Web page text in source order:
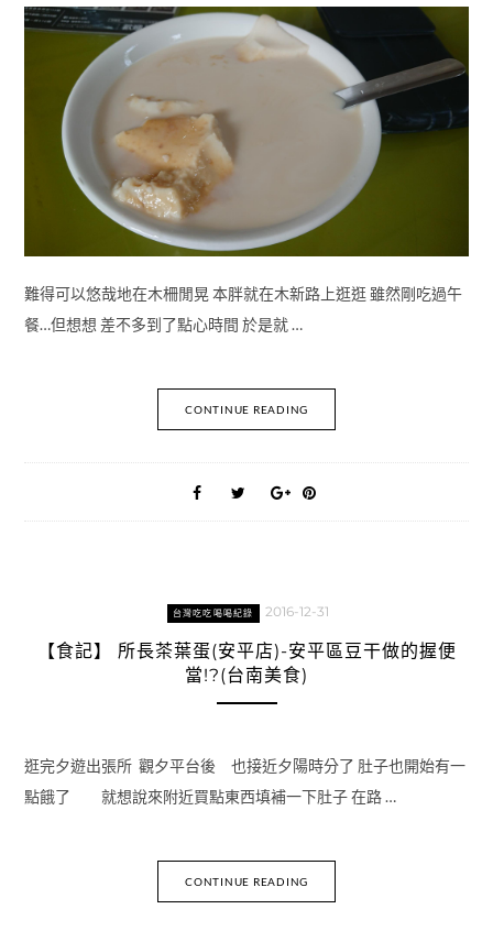
難得可以悠哉地在木柵閒晃 本胖就在木新路上逛逛 雖然剛吃過午
餐…但想想 差不多到了點心時間 於是就 …
CONTINUE READING
台灣吃吃喝喝紀錄 2016-12-31
【食記】 所長茶葉蛋(安平店)-安平區豆干做的握便
當!?(台南美食)
逛完夕遊出張所 觀夕平台後 也接近夕陽時分了 肚子也開始有一
點餓了 就想說來附近買點東西填補一下肚子 在路 …
CONTINUE READING